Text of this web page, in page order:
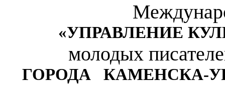
«УПРАВЛЕНИЕ
молодых
ГОРОДА КАМЕНСКА-